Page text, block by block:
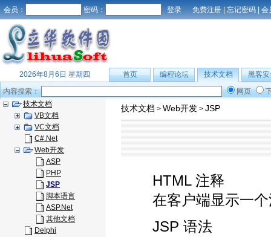
会员： 密码： 免费注册 | 忘记密码 | 会
2026年8月6日 星期四 首页 编程论坛 技术文档
黑客安
内容搜索：
网页
技术文档
VB文档
VC文档
C#.Net
Web开发
ASP
PHP
JSP
脚本语言
ASP.Net
其他文档
Delphi
技术文档 > Web开发 > JSP
HTML 注释
在客户端显示一个
JSP 语法